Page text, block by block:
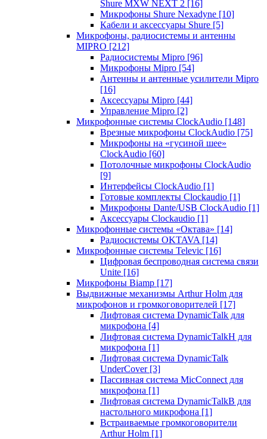
Shure MXW NEXT 2 [16]
Микрофоны Shure Nexadyne [10]
Кабели и аксессуары Shure [5]
Микрофоны, радиосистемы и антенны
MIPRO [212]
Радиосистемы Mipro [96]
Микрофоны Mipro [54]
Антенны и антенные усилители Mipro
[16]
Аксессуары Mipro [44]
Управление Mipro [2]
Микрофонные системы ClockAudio [148]
Врезные микрофоны ClockAudio [75]
Микрофоны на «гусиной шее»
ClockAudio [60]
Потолочные микрофоны ClockAudio
[9]
Интерфейсы ClockAudio [1]
Готовые комплекты Clockaudio [1]
Микрофоны Dante/USB ClockAudio [1]
Аксессуары Clockaudio [1]
Микрофонные системы «Октава» [14]
Радиосистемы OKTAVA [14]
Микрофонные системы Televic [16]
Цифровая беспроводная система связи
Unite [16]
Микрофоны Biamp [17]
Выдвижные механизмы Arthur Holm для
микрофонов и громкоговорителей [17]
Лифтовая система DynamicTalk для
микрофона [4]
Лифтовая система DynamicTalkH для
микрофона [1]
Лифтовая система DynamicTalk
UnderCover [3]
Пассивная система MicConnect для
микрофона [1]
Лифтовая система DynamicTalkB для
настольного микрофона [1]
Встраиваемые громкоговорители
Arthur Holm [1]